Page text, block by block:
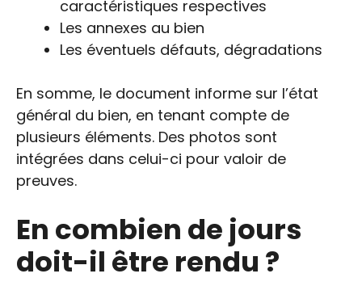
caractéristiques respectives
Les annexes au bien
Les éventuels défauts, dégradations
En somme, le document informe sur l’état
général du bien, en tenant compte de
plusieurs éléments. Des photos sont
intégrées dans celui-ci pour valoir de
preuves.
En combien de jours
doit-il être rendu ?